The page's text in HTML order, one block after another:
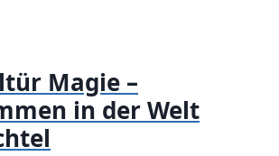
Magie –
in der Welt